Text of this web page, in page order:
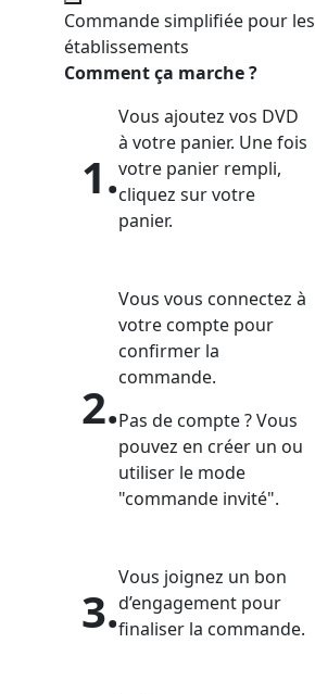
Commande simplifiée pour les
établissements
Comment ça marche ?
1.
Vous ajoutez vos DVD
à votre panier. Une fois
votre panier rempli,
cliquez sur votre
panier.
2.
Vous vous connectez à
votre compte pour
confirmer la
commande.
Pas de compte ? Vous
pouvez en créer un ou
utiliser le mode
"commande invité".
3.
Vous joignez un bon
d’engagement pour
finaliser la commande.